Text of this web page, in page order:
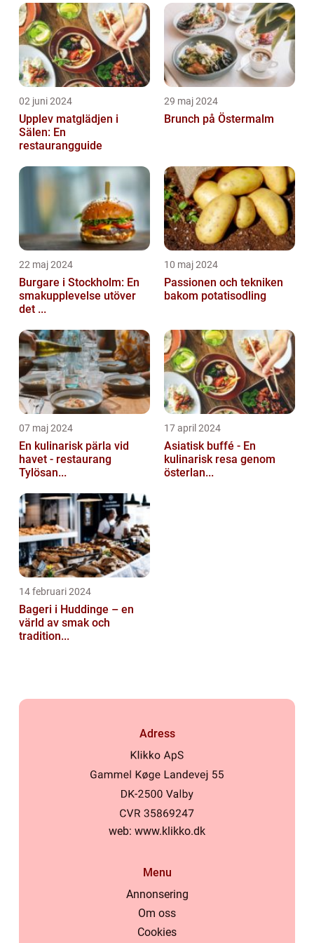
02 juni 2024
Upplev matglädjen i
Sälen: En
restaurangguide
29 maj 2024
Brunch på Östermalm
22 maj 2024
Burgare i Stockholm: En
smakupplevelse utöver
det ...
10 maj 2024
Passionen och tekniken
bakom potatisodling
07 maj 2024
En kulinarisk pärla vid
havet - restaurang
Tylösan...
17 april 2024
Asiatisk buffé - En
kulinarisk resa genom
österlan...
14 februari 2024
Bageri i Huddinge – en
värld av smak och
tradition...
Adress
web: www.klikko.dk
Menu
Annonsering
Om oss
Cookies